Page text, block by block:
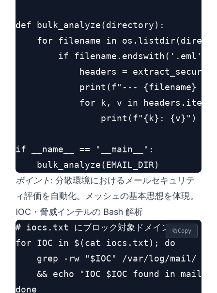
def bulk_analyze(directory):
for filename in
        if filename.endswith('.eml'):
headers =
print(f"--- {filename}
for k, v in
                print(f"{k}: {v}")
if __name__ == "__main__":
ポイント: 分散環境におけるメールセキュリテ
ィ評価を自動化。メッシュの基本思想を体現。
IOC・脅威インテルの Bash 解析
# iocs.txt にブロック対象ドメイン/IP
for IOC in $(cat iocs.txt); do
    grep -rw "$IOC" /var/log/mail/ \
&& echo "IOC $IOC found in mail
Copy